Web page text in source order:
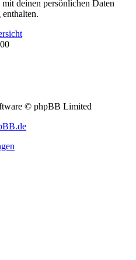
deinen persönlichen Daten
© phpBB Limited